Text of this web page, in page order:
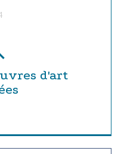
d'art